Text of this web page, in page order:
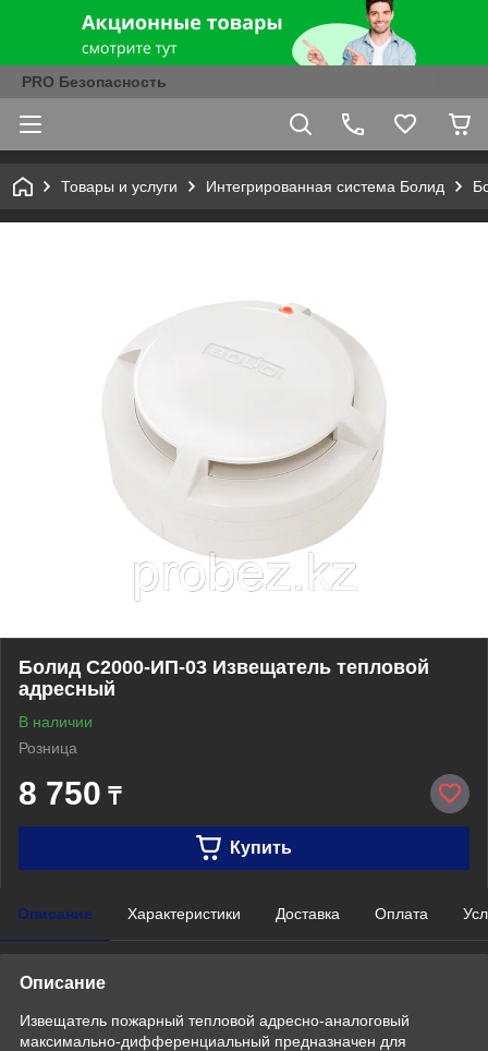
PRO Безопасность
Товары и услуги Интегрированная система Болид
Болид С2000-ИП-03 Извещатель тепловой
адресный
В наличии
Розница
8 750 ₸
Купить
Описание Характеристики Доставка Оплата
Описание
Извещатель пожарный тепловой адресно-аналоговый
максимально-дифференциальный предназначен для